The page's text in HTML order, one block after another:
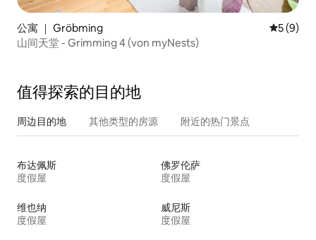
公寓 ｜ Gröbming 平均评分
5 (9)
山间天堂 - Grimming 4 (von myNests)
值得探索的目的地
周边目的地 其他类型的房源 附近的热门景点
布达佩斯
度假屋
佛罗伦萨
度假屋
维也纳
度假屋
威尼斯
度假屋